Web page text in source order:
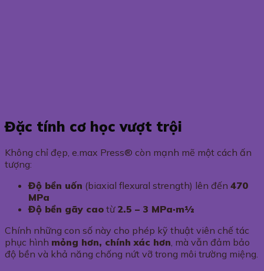
Đặc tính cơ học vượt trội
Không chỉ đẹp, e.max Press® còn mạnh mẽ một cách ấn
tượng:
Độ bền uốn (biaxial flexural strength) lên đến 470
MPa
Độ bền gãy cao từ 2.5 – 3 MPa·m½
Chính những con số này cho phép kỹ thuật viên chế tác
phục hình mỏng hơn, chính xác hơn, mà vẫn đảm bảo
độ bền và khả năng chống nứt vỡ trong môi trường miệng.